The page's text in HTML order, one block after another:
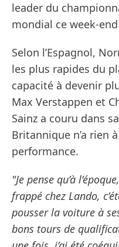
leader du
mondial ce week-
Selon l’Espagnol,
les plus rapides du
capacité à devenir
Max Verstappen et
Sainz a couru dans
Britannique n’a rien
performance.
"Je pense qu’à
frappé chez Lando,
pousser la voiture à
bons tours de